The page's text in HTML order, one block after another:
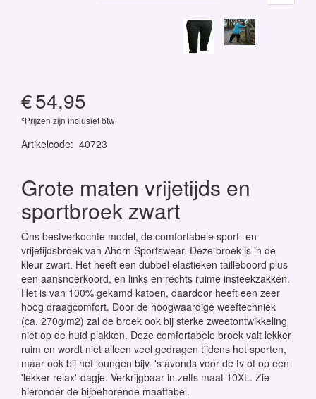
€54,95
*Prijzen zijn inclusief btw
Artikelcode: 40723
Grote maten vrijetijds en
sportbroek zwart
Ons bestverkochte model, de comfortabele sport- en
vrijetijdsbroek van Ahorn Sportswear. Deze broek is in de
kleur zwart. Het heeft een dubbel elastieken tailleboord plus
een aansnoerkoord, en links en rechts ruime insteekzakken.
Het is van 100% gekamd katoen, daardoor heeft een zeer
hoog draagcomfort. Door de hoogwaardige weeftechniek
(ca. 270g/m2) zal de broek ook bij sterke zweetontwikkeling
niet op de huid plakken. Deze comfortabele broek valt lekker
ruim en wordt niet alleen veel gedragen tijdens het sporten,
maar ook bij het loungen bijv. 's avonds voor de tv of op een
'lekker relax'-dagje. Verkrijgbaar in zelfs maat 10XL. Zie
hieronder de bijbehorende maattabel.